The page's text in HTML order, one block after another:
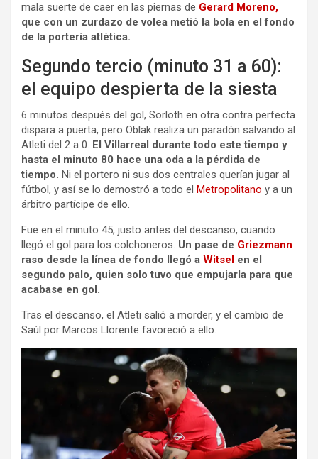
mala suerte de caer en las piernas de Gerard Moreno,
que con un zurdazo de volea metió la bola en el fondo
de la portería atlética.
Segundo tercio (minuto 31 a 60):
el equipo despierta de la siesta
6 minutos después del gol, Sorloth en otra contra perfecta
dispara a puerta, pero Oblak realiza un paradón salvando al
Atleti del 2 a 0. El Villarreal durante todo este tiempo y
hasta el minuto 80 hace una oda a la pérdida de
tiempo. Ni el portero ni sus dos centrales querían jugar al
fútbol, y así se lo demostró a todo el Metropolitano y a un
árbitro partícipe de ello.
Fue en el minuto 45, justo antes del descanso, cuando
llegó el gol para los colchoneros. Un pase de Griezmann
raso desde la línea de fondo llegó a Witsel en el
segundo palo, quien solo tuvo que empujarla para que
acabase en gol.
Tras el descanso, el Atleti salió a morder, y el cambio de
Saúl por Marcos Llorente favoreció a ello.